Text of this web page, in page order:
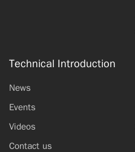
Technical Introduction
News
Events
Videos
Contact us